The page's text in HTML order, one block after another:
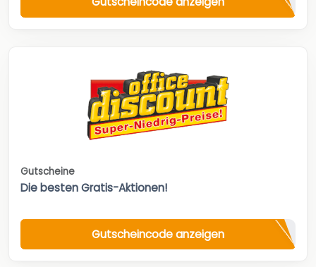
Gutscheine
Die besten Gratis-Aktionen!
Gutscheincode anzeigen